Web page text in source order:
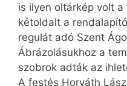
is ilyen oltárkép volt
két­oldalt a
regulát adó Szent
Ábrázolásukhoz a
szobrok adták az
A festés Horváth